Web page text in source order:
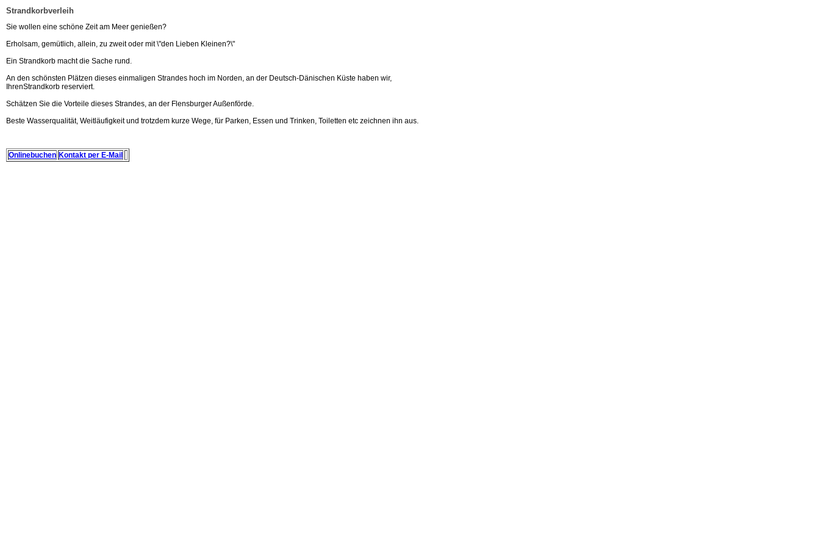
Strandkorbverleih
Sie wollen eine schöne Zeit am Meer genießen?
Erholsam, gemütlich, allein, zu zweit oder mit \"den Lieben Kleinen?\"
Ein Strandkorb macht die Sache rund.
An den schönsten Plätzen dieses einmaligen Strandes hoch im Norden, an der Deutsch-Dänischen Küste haben wir,
IhrenStrandkorb reserviert.
Schätzen Sie die Vorteile dieses Strandes, an der Flensburger Außenförde.
Beste Wasserqualität, Weitläufigkeit und trotzdem kurze Wege, für Parken, Essen und Trinken, Toiletten etc zeichnen ihn aus.
Onlinebuchen Kontakt per E-Mail